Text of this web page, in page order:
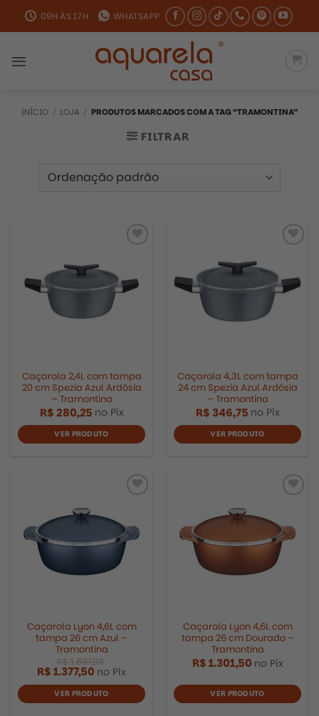
09H ÀS 17H WHATSAPP
INÍCIO / LOJA / PRODUTOS MARCADOS COM A TAG “TRAMONTINA”
FILTRAR
Caçarola 2,4L com tampa
20 cm Spezia Azul Ardósia
– Tramontina
R$280,25 no Pix
VER PRODUTO
Caçarola 4,3L com tampa
24 cm Spezia Azul Ardósia
– Tramontina
R$346,75 no Pix
VER PRODUTO
Caçarola Lyon 4,6L com
tampa 26 cm Azul –
Tramontina
R$1.377,50 no Pix
VER PRODUTO
Caçarola Lyon 4,6L com
tampa 26 cm Dourado –
Tramontina
R$1.301,50 no Pix
VER PRODUTO